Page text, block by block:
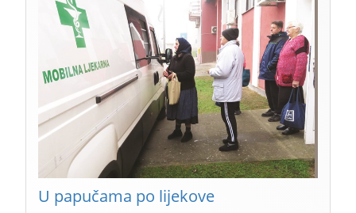
U papučama po lijekove